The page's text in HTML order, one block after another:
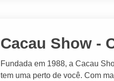
Cacau Show -
Fundada em 1988, a Cacau
tem uma perto de você. Com